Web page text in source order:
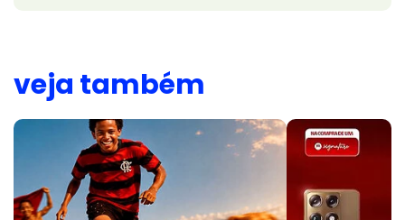
veja também